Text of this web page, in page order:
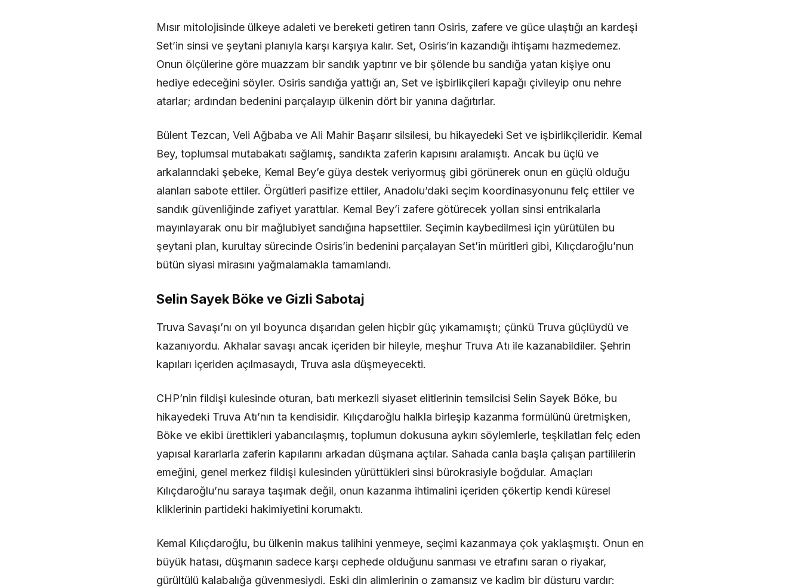
Mısır mitolojisinde ülkeye adaleti ve bereketi getiren tanrı Osiris, zafere ve güce ulaştığı an kardeşi
Set’in sinsi ve şeytani planıyla karşı karşıya kalır. Set, Osiris’in kazandığı ihtişamı hazmedemez.
Onun ölçülerine göre muazzam bir sandık yaptırır ve bir şölende bu sandığa yatan kişiye onu
hediye edeceğini söyler. Osiris sandığa yattığı an, Set ve işbirlikçileri kapağı çivileyip onu nehre
atarlar; ardından bedenini parçalayıp ülkenin dört bir yanına dağıtırlar.
Bülent Tezcan, Veli Ağbaba ve Ali Mahir Başarır silsilesi, bu hikayedeki Set ve işbirlikçileridir. Kemal
Bey, toplumsal mutabakatı sağlamış, sandıkta zaferin kapısını aralamıştı. Ancak bu üçlü ve
arkalarındaki şebeke, Kemal Bey’e güya destek veriyormuş gibi görünerek onun en güçlü olduğu
alanları sabote ettiler. Örgütleri pasifize ettiler, Anadolu’daki seçim koordinasyonunu felç ettiler ve
sandık güvenliğinde zafiyet yarattılar. Kemal Bey’i zafere götürecek yolları sinsi entrikalarla
mayınlayarak onu bir mağlubiyet sandığına hapsettiler. Seçimin kaybedilmesi için yürütülen bu
şeytani plan, kurultay sürecinde Osiris’in bedenini parçalayan Set’in müritleri gibi, Kılıçdaroğlu’nun
bütün siyasi mirasını yağmalamakla tamamlandı.
Selin Sayek Böke ve Gizli Sabotaj
Truva Savaşı’nı on yıl boyunca dışarıdan gelen hiçbir güç yıkamamıştı; çünkü Truva güçlüydü ve
kazanıyordu. Akhalar savaşı ancak içeriden bir hileyle, meşhur Truva Atı ile kazanabildiler. Şehrin
kapıları içeriden açılmasaydı, Truva asla düşmeyecekti.
CHP’nin fildişi kulesinde oturan, batı merkezli siyaset elitlerinin temsilcisi Selin Sayek Böke, bu
hikayedeki Truva Atı’nın ta kendisidir. Kılıçdaroğlu halkla birleşip kazanma formülünü üretmişken,
Böke ve ekibi ürettikleri yabancılaşmış, toplumun dokusuna aykırı söylemlerle, teşkilatları felç eden
yapısal kararlarla zaferin kapılarını arkadan düşmana açtılar. Sahada canla başla çalışan partililerin
emeğini, genel merkez fildişi kulesinden yürüttükleri sinsi bürokrasiyle boğdular. Amaçları
Kılıçdaroğlu’nu saraya taşımak değil, onun kazanma ihtimalini içeriden çökertip kendi küresel
kliklerinin partideki hakimiyetini korumaktı.
Kemal Kılıçdaroğlu, bu ülkenin makus talihini yenmeye, seçimi kazanmaya çok yaklaşmıştı. Onun en
büyük hatası, düşmanın sadece karşı cephede olduğunu sanması ve etrafını saran o riyakar,
gürültülü kalabalığa güvenmesiydi. Eski din alimlerinin o zamansız ve kadim bir düsturu vardır: